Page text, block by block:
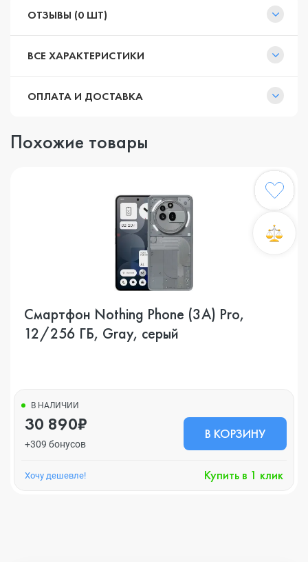
ОТЗЫВЫ (0 ШТ)
ВСЕ ХАРАКТЕРИСТИКИ
ОПЛАТА И ДОСТАВКА
Похожие товары
Смартфон Nothing Phone (3A) Pro,
12/256 ГБ, Gray, серый
В НАЛИЧИИ
30 890₽
+309 бонусов
В КОРЗИНУ
Хочу дешевле! Купить в 1 клик